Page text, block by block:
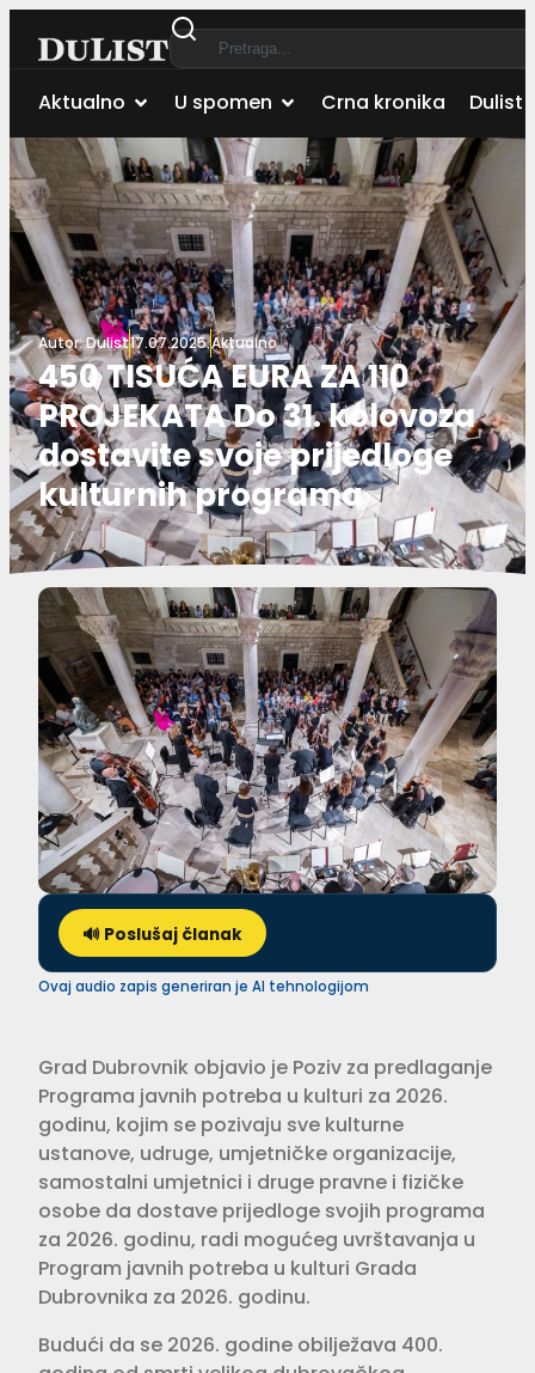
Aktualno U spomen Crna kronika Dulist
Autor:Dulist17.07.2025.Aktualno
450 TISUĆA EURA ZA 110
PROJEKATA Do 31. kolovoza
dostavite svoje prijedloge
kulturnih programa
🔊 Poslušaj članak
Ovaj audio zapis generiran je AI tehnologijom
Grad Dubrovnik objavio je Poziv za predlaganje
Programa javnih potreba u kulturi za 2026.
godinu, kojim se pozivaju sve kulturne
ustanove, udruge, umjetničke organizacije,
samostalni umjetnici i druge pravne i fizičke
osobe da dostave prijedloge svojih programa
za 2026. godinu, radi mogućeg uvrštavanja u
Program javnih potreba u kulturi Grada
Dubrovnika za 2026. godinu.
Budući da se 2026. godine obilježava 400.